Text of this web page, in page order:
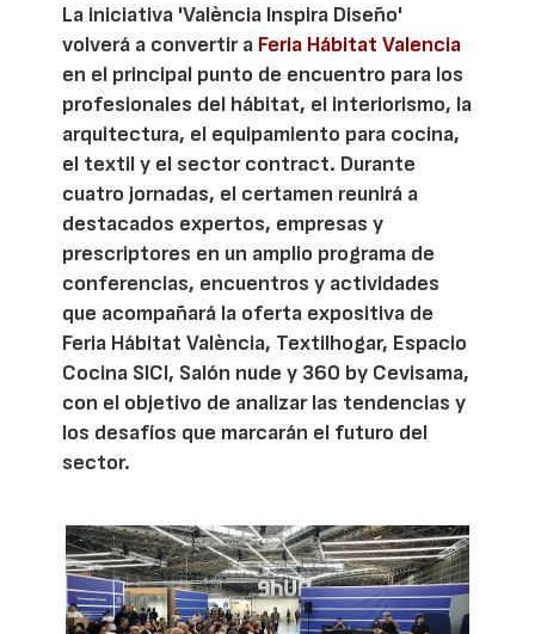
La iniciativa 'València Inspira Diseño'
volverá a convertir a Feria Hábitat Valencia
en el principal punto de encuentro para los
profesionales del hábitat, el interiorismo, la
arquitectura, el equipamiento para cocina,
el textil y el sector contract. Durante
cuatro jornadas, el certamen reunirá a
destacados expertos, empresas y
prescriptores en un amplio programa de
conferencias, encuentros y actividades
que acompañará la oferta expositiva de
Feria Hábitat València, Textilhogar, Espacio
Cocina SICI, Salón nude y 360 by Cevisama,
con el objetivo de analizar las tendencias y
los desafíos que marcarán el futuro del
sector.